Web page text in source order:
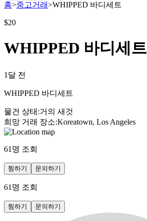
홈>중고거래>WHIPPED 바디세트
$20
WHIPPED 바디세트
1달 전
WHIPPED 바디세트
물건 상태 :거의 새것
희망 거래 장소:Koreatown, Los Angeles
61 명 조회
찜하기 문의하기
61 명 조회
찜하기 문의하기